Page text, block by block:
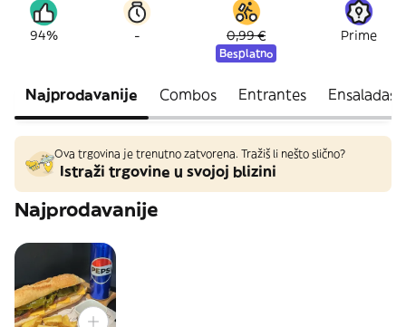
94% - 0,99 €
Besplatno
Prime
Najprodavanije Combos Entrantes Ensaladas
Ova trgovina je trenutno zatvorena. Tražiš li nešto slično?
Istraži trgovine u svojoj blizini
Najprodavanije